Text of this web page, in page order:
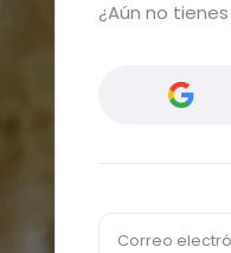
¿Aún no
Correo